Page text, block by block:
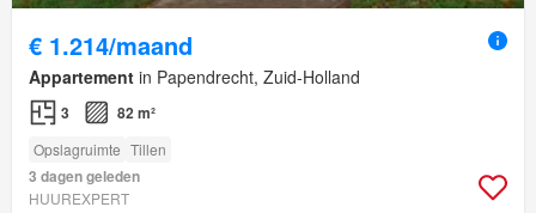
€ 1.214/maand
Appartement in Papendrecht, Zuid-Holland
3 82 m²
Opslagruimte Tillen
3 dagen geleden
HUUREXPERT